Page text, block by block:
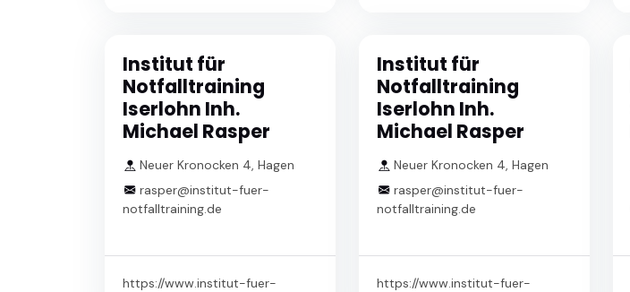
Institut für
Notfalltraining
Iserlohn Inh.
Michael Rasper
Neuer Kronocken 4, Hagen
rasper@institut-fuer-
notfalltraining.de
https://www.institut-fuer-
Institut für
Notfalltraining
Iserlohn Inh.
Michael Rasper
Neuer Kronocken 4, Hagen
rasper@institut-fuer-
notfalltraining.de
https://www.institut-fuer-